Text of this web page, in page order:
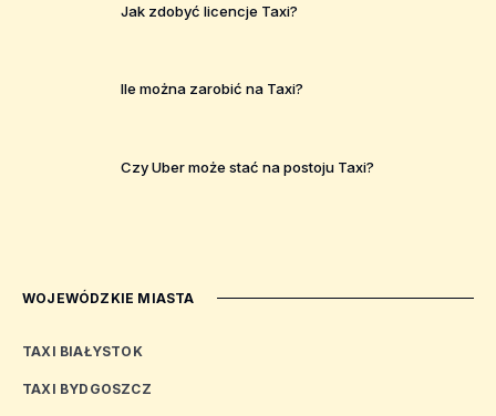
Jak zdobyć licencje Taxi?
Ile można zarobić na Taxi?
Czy Uber może stać na postoju Taxi?
WOJEWÓDZKIE MIASTA
TAXI BIAŁYSTOK
TAXI BYDGOSZCZ